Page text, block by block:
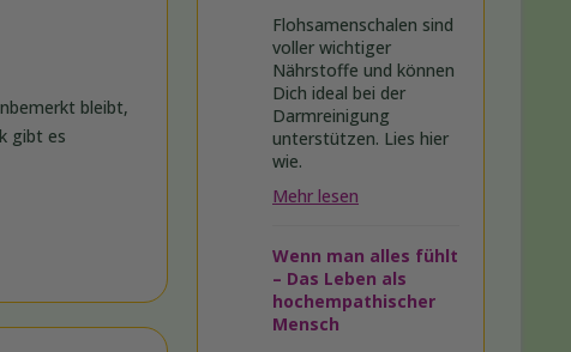
Flohsamenschalen sind
voller wichtiger
Nährstoffe und können
Dich ideal bei der
Darmreinigung
unterstützen. Lies hier
wie.
Mehr lesen
Wenn man alles fühlt
– Das Leben als
hochempathischer
Mensch
bleibt,
gibt es